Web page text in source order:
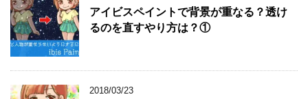
アイビスペイントで背景が重なる？透け
るのを直すやり方は？①
2018/03/23